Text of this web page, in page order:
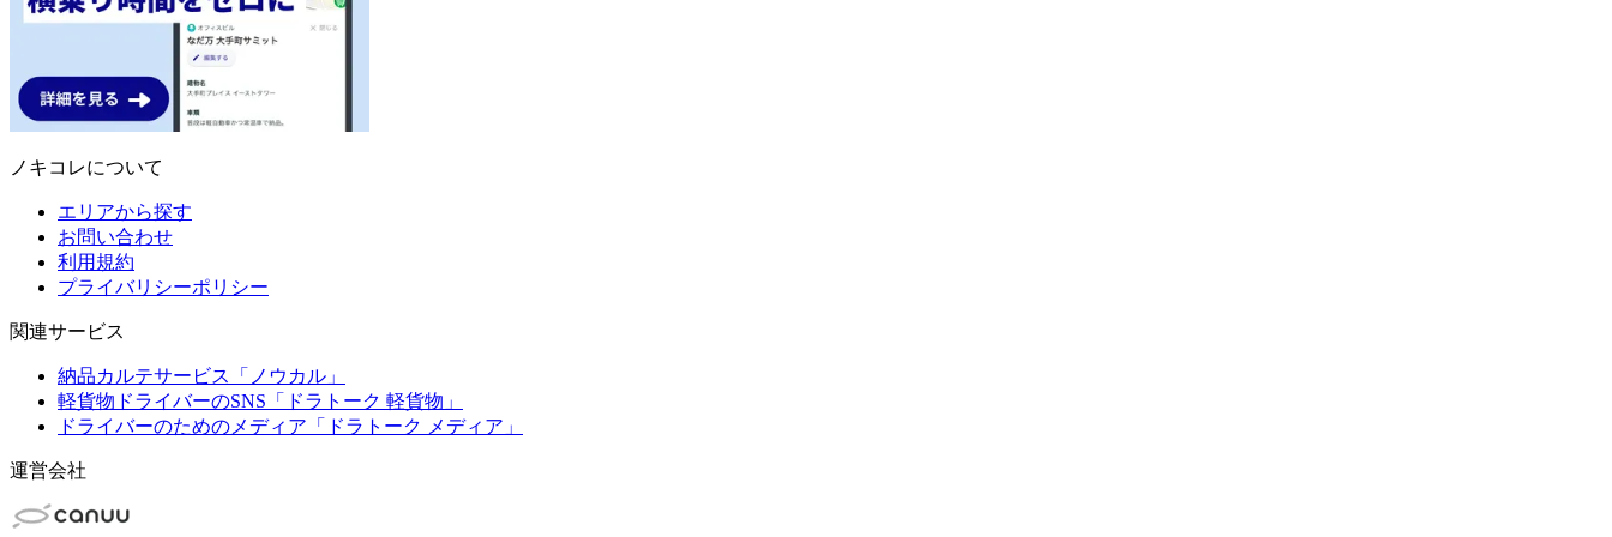
ノキコレについて
エリアから探す
お問い合わせ
利用規約
プライバリシーポリシー
関連サービス
納品カルテサービス「ノウカル」
軽貨物ドライバーのSNS「ドラトーク 軽貨物」
ドライバーのためのメディア「ドラトーク メディア」
運営会社